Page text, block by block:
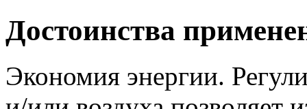
Достоинства
Экономия энергии.